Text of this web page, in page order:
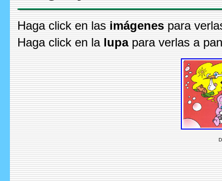
Haga click en las imágenes para
Haga click en la lupapara verlas a